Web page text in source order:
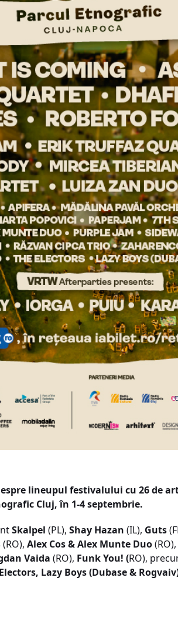
lineupul festivalului cu 26 de
Cluj, în 1-4 septembrie.
Skalpel (PL), Shay Hazan (IL), Guts
(RO), Alex Cos & Alex Munte Duo(RO),
Vaida (RO), Funk You! (RO),
, Lazy Boys (Dubase & Rogvaiv